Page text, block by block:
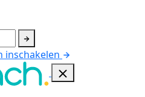
inschakelen